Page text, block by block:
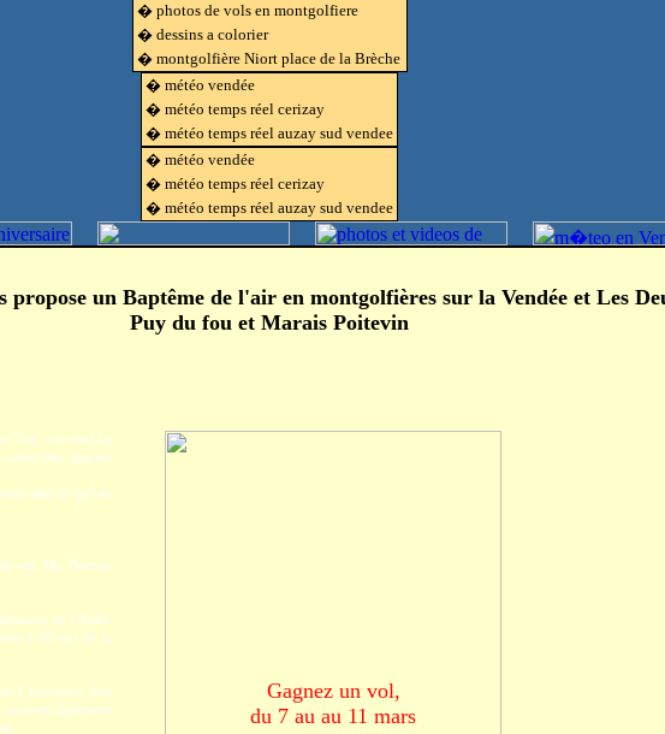
� photos de vols en montgolfiere
� dessins a colorier
� montgolfière Niort place de la Brèche
� météo vendée
� météo temps réel cerizay
� météo temps réel auzay sud vendee
� météo vendée
� météo temps réel cerizay
� météo temps réel auzay sud vendee
propose un Baptême de l'airen montgolfières sur la Vendée et Les
Puy du fou et Marais Poitevin
l’air, survolez Le
bas, taquine
aller au gré du
son fils Thomas
de Cholet.
à 45 mn de la
à l'occasion d'un
également
Gagnez un vol,
du 7 au au 11 mars